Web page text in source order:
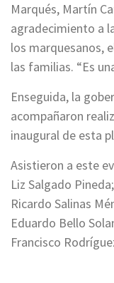
Marqués, Martín
agradecimiento a
los marquesanos,
las familias. “Es
Enseguida, la
acompañaron
inaugural de esta
Asistieron a este
Liz Salgado
Ricardo Salinas
Eduardo Bello
Francisco